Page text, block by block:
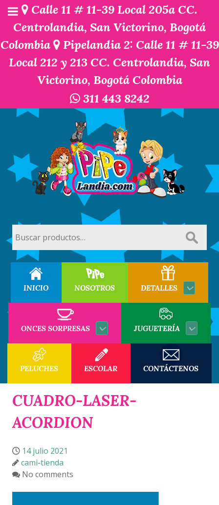
Calle 11 # 11-39 Local 205a CC.
Centrolandia, San Victorino, Bogotá
Colombia
Pipelandia 2: Calle 11 # 11-39
Local 212 y 213 CC. Centrolandia, San
Victorino, Bogotá Colombia
311 443 8242
por:
INICIO NOSOTROS DETALLES
ONCES SORPRESAS JUGUETERÍA
PELUCHES ESCOLAR CONTÁCTENOS
CUADRO-LASER-
ACORDION
14 julio 2021
cami-tienda
No comments